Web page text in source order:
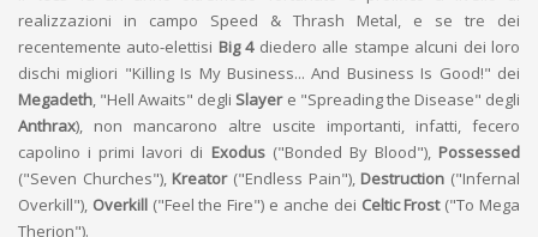
realizzazioni in campo Speed & Thrash Metal, e se tre dei
recentemente auto-elettisi Big 4diedero alle stampe alcuni dei loro
dischi migliori "Killing Is My Business... And Business Is Good!" dei
Megadeth, "Hell Awaits" degli Slayere "Spreading the Disease" degli
Anthrax), non mancarono altre uscite importanti, infatti, fecero
capolino i primi lavori di Exodus("Bonded By Blood"), Possessed
("Seven Churches"), Kreator("Endless Pain"), Destruction ("Infernal
Overkill"), Overkill("Feel the Fire") e anche dei Celtic Frost("To Mega
Therion").